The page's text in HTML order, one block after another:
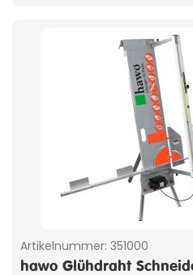
Artikelnummer: 351000
hawo Glühdraht